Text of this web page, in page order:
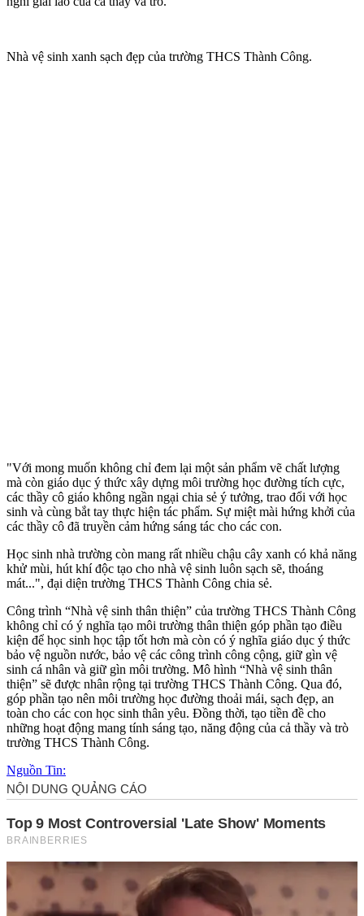
Nhà vệ sinh xanh sạch đẹp của trường THCS Thành Công.
"Với mong muốn không chỉ đem lại một sản phẩm vẽ chất lượng
mà còn giáo dục ý thức xây dựng môi trường học đường tích cực,
các thầy cô giáo không ngần ngại chia sẻ ý tưởng, trao đổi với học
sinh và cùng bắt tay thực hiện tác phẩm. Sự miệt mài hứng khởi của
các thầy cô đã truyền cảm hứng sáng tác cho các con.
Học sinh nhà trường còn mang rất nhiều chậu cây xanh có khả năng
khử mùi, hút khí độc tạo cho nhà vệ sinh luôn sạch sẽ, thoáng
mát...", đại diện trường THCS Thành Công chia sẻ.
Công trình “Nhà vệ sinh thân thiện” của trường THCS Thành Công
không chỉ có ý nghĩa tạo môi trường thân thiện góp phần tạo điều
kiện để học sinh học tập tốt hơn mà còn có ý nghĩa giáo dục ý thức
bảo vệ nguồn nước, bảo vệ các công trình công cộng, giữ gìn vệ
sinh cá nhân và giữ gìn môi trường. Mô hình “Nhà vệ sinh thân
thiện” sẽ được nhân rộng tại trường THCS Thành Công. Qua đó,
góp phần tạo nên môi trường học đường thoải mái, sạch đẹp, an
toàn cho các con học sinh thân yêu. Đồng thời, tạo tiền đề cho
những hoạt động mang tính sáng tạo, năng động của cả thầy và trò
trường THCS Thành Công.
Nguồn Tin: